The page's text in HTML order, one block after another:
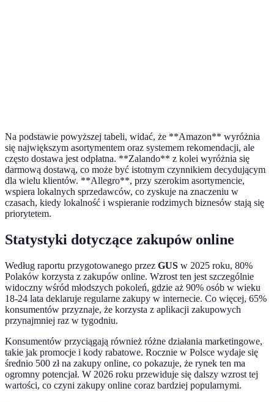
Na podstawie powyższej tabeli, widać, że **Amazon** wyróżnia
się największym asortymentem oraz systemem rekomendacji, ale
często dostawa jest odpłatna. **Zalando** z kolei wyróżnia się
darmową dostawą, co może być istotnym czynnikiem decydującym
dla wielu klientów. **Allegro**, przy szerokim asortymencie,
wspiera lokalnych sprzedawców, co zyskuje na znaczeniu w
czasach, kiedy lokalność i wspieranie rodzimych biznesów stają się
priorytetem.
Statystyki dotyczące zakupów online
Według raportu przygotowanego przez GUS w 2025 roku, 80%
Polaków korzysta z zakupów online. Wzrost ten jest szczególnie
widoczny wśród młodszych pokoleń, gdzie aż 90% osób w wieku
18-24 lata deklaruje regularne zakupy w internecie. Co więcej, 65%
konsumentów przyznaje, że korzysta z aplikacji zakupowych
przynajmniej raz w tygodniu.
Konsumentów przyciągają również różne działania marketingowe,
takie jak promocje i kody rabatowe. Rocznie w Polsce wydaje się
średnio 500 zł na zakupy online, co pokazuje, że rynek ten ma
ogromny potencjał. W 2026 roku przewiduje się dalszy wzrost tej
wartości, co czyni zakupy online coraz bardziej popularnymi.